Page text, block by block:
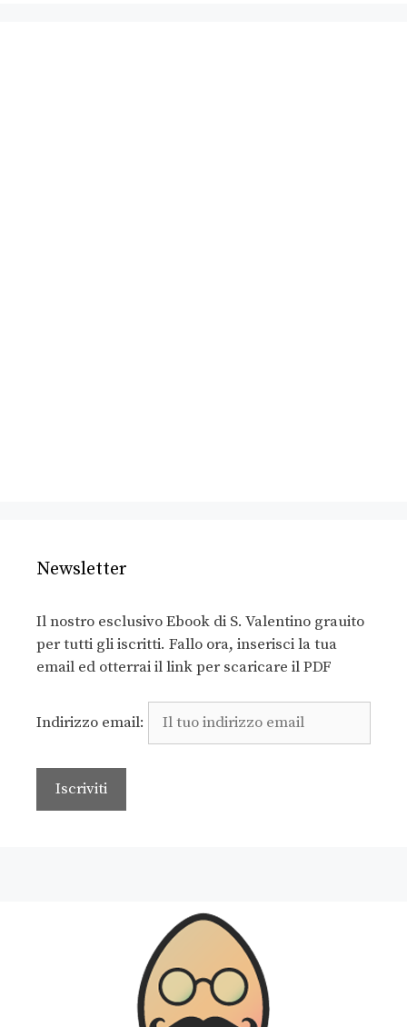
Newsletter
Il nostro esclusivo Ebook di S. Valentino grauito
per tutti gli iscritti. Fallo ora, inserisci la tua
email ed otterrai il link per scaricare il PDF
Indirizzo email: